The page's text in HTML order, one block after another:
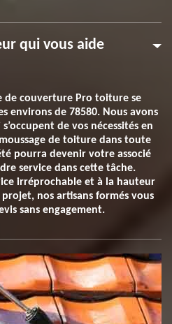
qui vous aide
de couverture Pro toiture se
environs de 78580. Nous avons
de vos nécessités en
de toiture dans toute
pourra devenir votre associé
service dans cette tâche.
irréprochable et à la hauteur
nos artisans formés vous
sans engagement.